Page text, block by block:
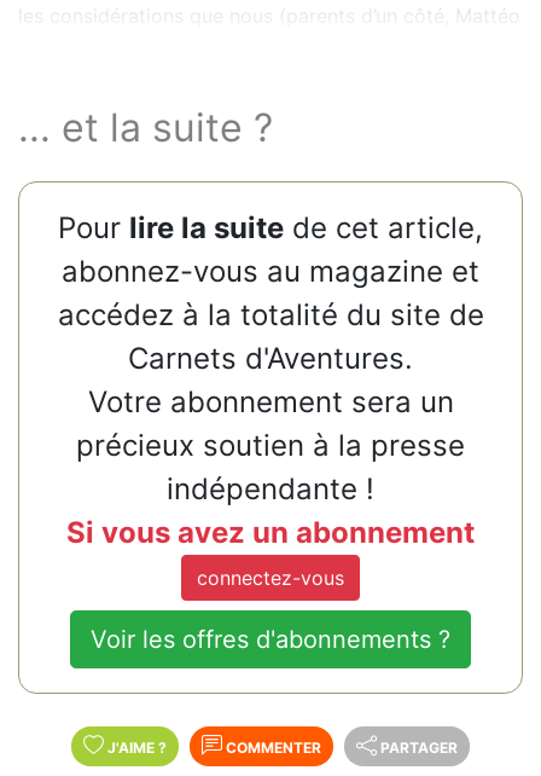
les considérations que nous (parents d’un côté, Mattéo
... et la suite ?
Pour lire la suite de cet article,
abonnez-vous au magazine et
accédez à la totalité du site de
Carnets d'Aventures.
Votre abonnement sera un
précieux soutien à la presse
indépendante !
Si vous avez un abonnement
connectez-vous
Voir les offres d'abonnements ?
J'AIME ? COMMENTER PARTAGER